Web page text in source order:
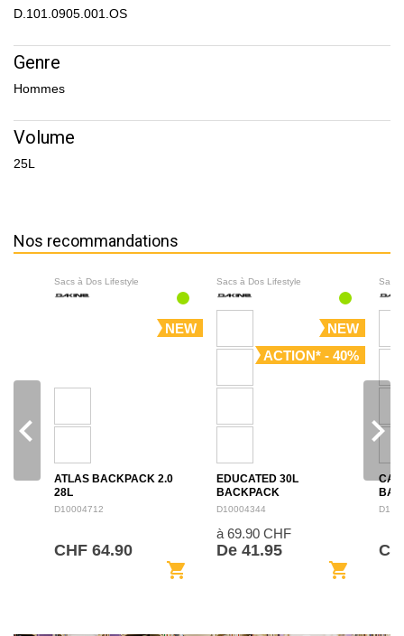
D.101.0905.001.OS
Genre
Hommes
Volume
25L
Nos recommandations
Sacs à Dos Lifestyle
NEW
ATLAS BACKPACK 2.0
28L
D10004712
CHF 64.90
shopping_cart
Sacs à Dos Lifestyle
NEW
ACTION* - 40%
EDUCATED 30L
BACKPACK
D10004344
à 69.90 CHF
De 41.95
shopping_cart
Sacs
navigate_before navigate_next